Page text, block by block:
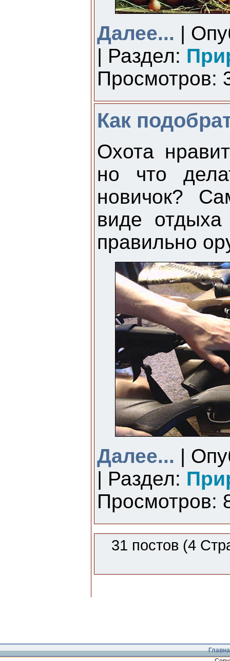
Далее... |
| Раздел:
Просмотров:
Как
Охота
но что
новичок?
виде отдыха
правильно
Далее... |
| Раздел:
Просмотров:
31 постов (4